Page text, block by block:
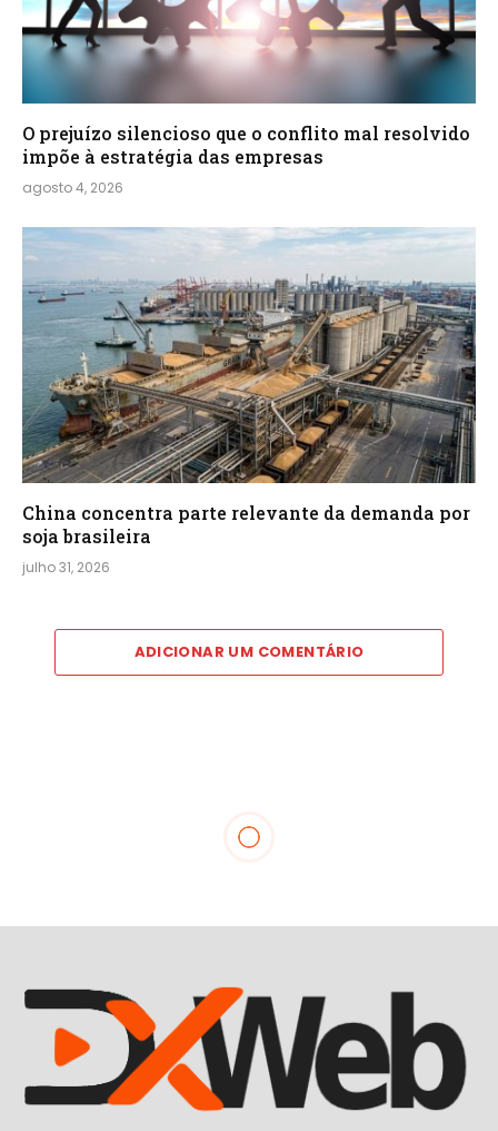
O prejuízo silencioso que o conflito mal resolvido
impõe à estratégia das empresas
agosto 4, 2026
China concentra parte relevante da demanda por
soja brasileira
julho 31, 2026
ADICIONAR UM COMENTÁRIO